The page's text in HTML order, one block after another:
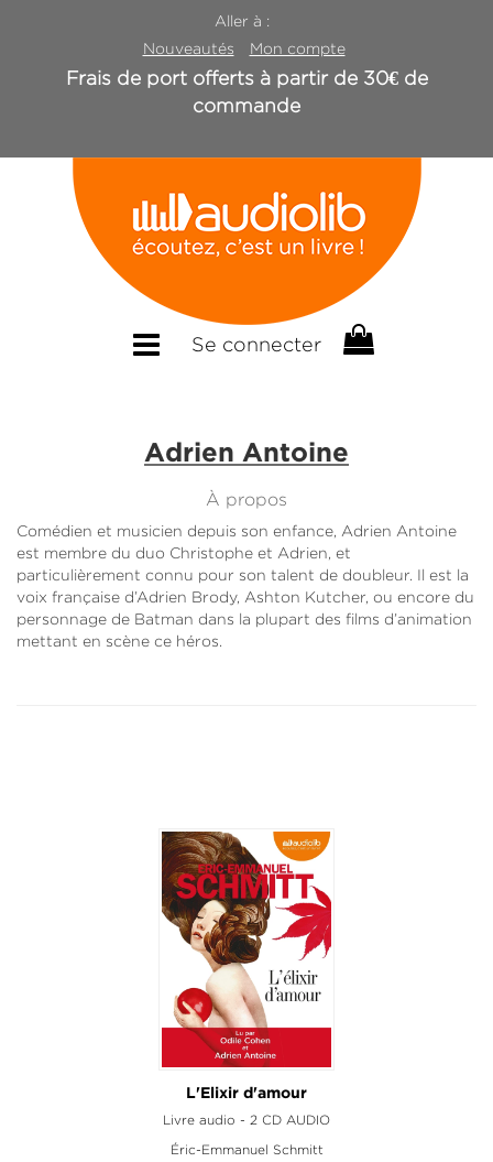
Aller à :
Nouveautés
Mon compte
Frais de port offerts à partir de 30€ de
commande
Se connecter
Adrien Antoine
À propos
Comédien et musicien depuis son enfance, Adrien Antoine
est membre du duo Christophe et Adrien, et
particulièrement connu pour son talent de doubleur. Il est la
voix française d’Adrien Brody, Ashton Kutcher, ou encore du
personnage de Batman dans la plupart des films d’animation
mettant en scène ce héros.
L'Elixir d'amour
Livre audio - 2 CD AUDIO
Éric-Emmanuel Schmitt